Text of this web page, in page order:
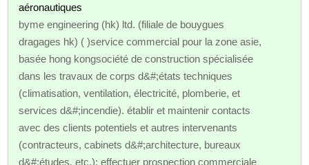
aéronautiques
byme engineering (hk) ltd. (filiale de bouygues
dragages hk) ( )service commercial pour la zone asie,
basée hong kongsociété de construction spécialisée
dans les travaux de corps d&#;états techniques
(climatisation, ventilation, électricité, plomberie, et
services d&#;incendie). établir et maintenir contacts
avec des clients potentiels et autres intervenants
(contracteurs, cabinets d&#;architecture, bureaux
d&#;études, etc.); effectuer prospection commerciale